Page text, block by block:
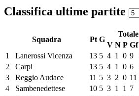
Classifica ultime partite
Squadra Pt G
Totale
V N P Gf
1
Lanerossi Vicenza 13 5 4 1 0 9
2
Carpi 13 5 4 1 0 6
3
Reggio Audace 11 5 3 2 0 11
4
Sambenedettese 10 5 3 1 1 7